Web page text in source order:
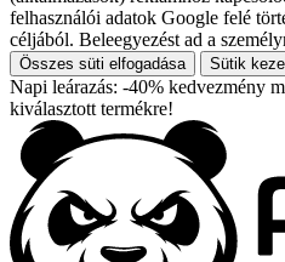
felhasználói adatok Google felé
céljából. Beleegyezést ad a
Összes süti elfogadása Sütik
Napi leárazás: -40% kedvezmény
kiválasztott termékre!